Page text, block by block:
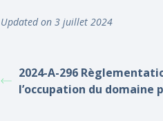
Updated on 3 juillet 2024
2024-A-296
l’occupation du domaine